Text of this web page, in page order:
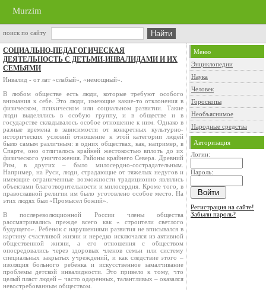
Murzim
поиск по сайту
СОЦИАЛЬНО-ПЕДАГОГИЧЕСКАЯ
ДЕЯТЕЛЬНОСТЬ С ДЕТЬМИ-ИНВАЛИДАМИ И ИХ
СЕМЬЯМИ
Инвалид - от лат «слабый», «немощный».
В любом обществе есть люди, которые требуют особого
внимания к себе. Это люди, имеющие какие-то отклонения в
физическом, психическом или социальном развитии. Такие
люди выделялись в особую группу, и в обществе и в
государстве складывалось особое отношение к ним. Однако в
разные времена в зависимости от конкретных культурно-
исторических условий отношение к этой категории людей
было самым различным: в одних обществах, как, например, в
Спарте, оно отличалось крайней жестокостью вплоть до их
физического уничтожения. Районы крайнего Севера. Древний
Рим, в других – было милосердно-сострадательным.
Например, на Руси, люди, страдающие от тяжелых недугов и
имеющие ограниченные возможности традиционно являлись
объектами благотворительности и милосердия. Кроме того, в
православной религии им было уготовлено особое место. На
этих людях был «Промысел божий».
В послереволюционной России члены общества
рассматривались прежде всего как « строители светлого
будущего». Ребенок с нарушениями развития не вписывался в
картину счастливой жизни и нередко исключался из активной
общественной жизни, а его отношения с обществом
опосредовались через здоровых членов семьи или систему
специальных закрытых учреждений, и как следствие этого –
изоляция больного ребенка и искусственное замалчивание
проблемы детской инвалидности. Это привело к тому, что
целый пласт людей – часто одаренных, талантливых – оказался
невостребованным обществом.
Меню
Энциклопедии
Наука
Человек
Гороскопы
Необъяснимое
Народные средства
Авторизация
Логин:
Пароль:
Регистрация на сайте!
Забыли пароль?